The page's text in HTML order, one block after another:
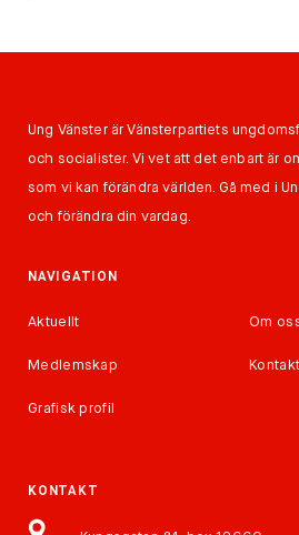
Ung Vänster är Vänsterpartiets
och socialister. Vi vet att det enbart är
som vi kan förändra världen. Gå med i
och förändra din vardag.
NAVIGATION
Aktuellt Om
Medlemskap Kontakt
Grafisk profil
KONTAKT